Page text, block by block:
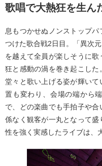
歌唱で大熱狂を生ん
息もつかせぬノンストップ
つけた歌合戦2日目。「異次
を越えて全員が楽しそうに
狂と感動の渦を巻き起こした
堂々と歌い上げる姿が輝い
置も変わり、会場の端から
で、どの楽曲でも手拍子や
係なく観客が一丸となって
性を強く実感したライブは、